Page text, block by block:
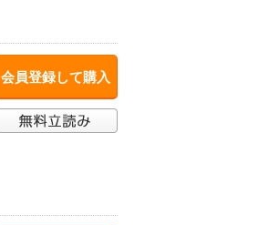
会員登録して購入